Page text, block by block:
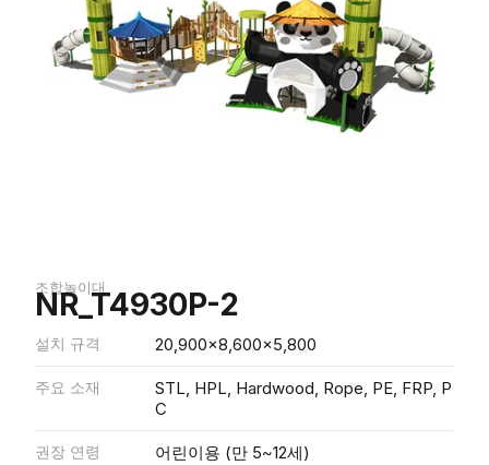
조합놀이대
NR_T4930P-2
설치 규격 20,900x8,600x5,800
주요 소재
STL, HPL, Hardwood, Rope, PE, FRP, P
C
권장 연령 어린이용 (만 5~12세)